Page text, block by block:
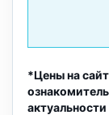
*Цены на